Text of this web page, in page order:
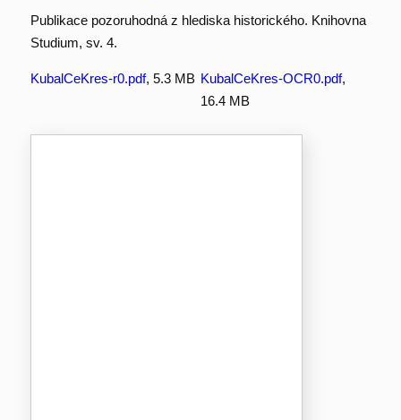
Publikace pozoruhodná z hlediska historického. Knihovna
Studium, sv. 4.
KubalCeKres-r0.pdf, 5.3 MB KubalCeKres-OCR0.pdf,
16.4 MB